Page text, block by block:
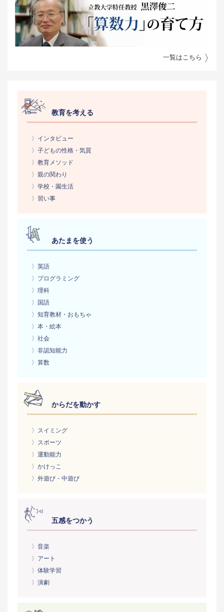
一覧はこちら
教育を考える
〉インタビュー
〉子どもの性格・気質
〉教育メソッド
〉親の関わり
〉学校・園生活
〉習い事
あたまを使う
〉英語
〉プログラミング
〉理科
〉国語
〉知育教材・おもちゃ
〉本・絵本
〉社会
〉非認知能力
〉算数
からだを動かす
〉スイミング
〉スポーツ
〉運動能力
〉かけっこ
〉外遊び・中遊び
五感をつかう
〉音楽
〉アート
〉体験学習
〉演劇